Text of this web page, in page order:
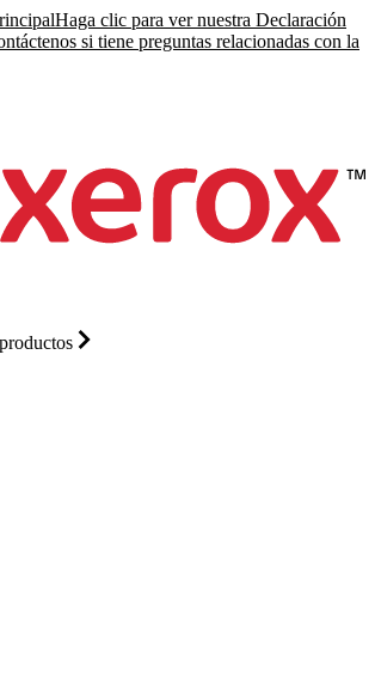
Haga clic para ver nuestra Declaración
si tiene preguntas relacionadas con la
productos